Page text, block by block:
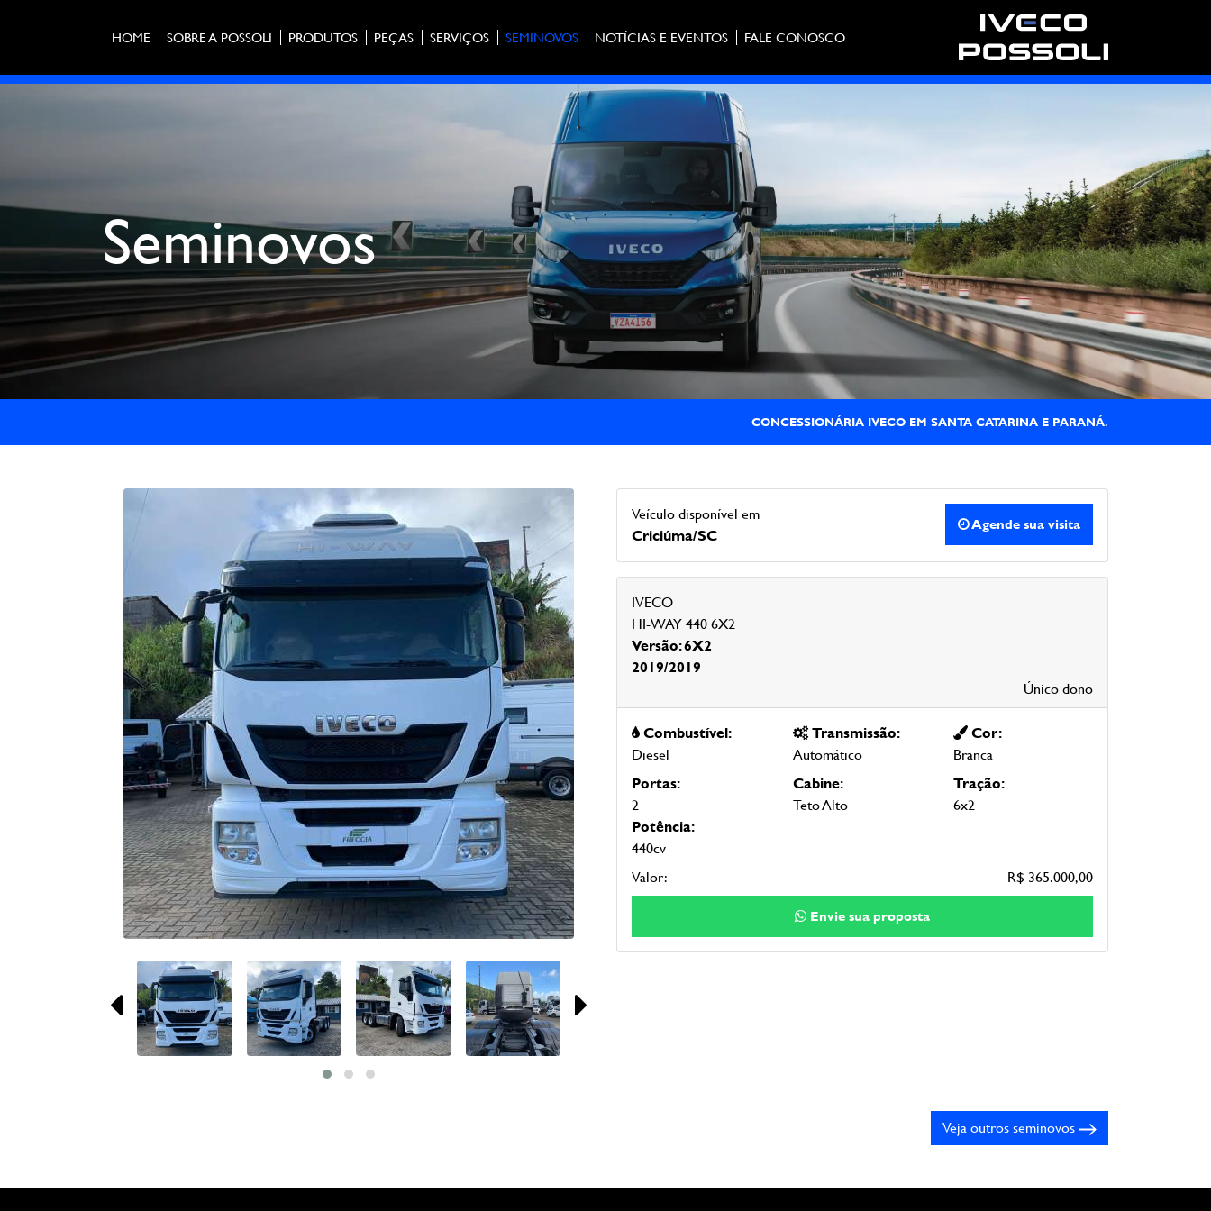
HOME SOBRE A POSSOLI PRODUTOS PEÇAS SERVIÇOS SEMINOVOS NOTÍCIAS E EVENTOS FALE CONOSCO
Seminovos
CONCESSIONÁRIA IVECO EM SANTA CATARINA E PARANÁ.
Veículo disponível em
Criciúma/SC
Agende sua visita
IVECO
HI-WAY 440 6X2
Versão: 6X2
2019/2019
Único dono
Combustível:
Diesel
Transmissão:
Automático
Cor:
Branca
Portas:
2
Cabine:
Teto Alto
Tração:
6x2
Potência:
440cv
Valor:
R$ 365.000,00
Envie sua proposta
Veja outros seminovos